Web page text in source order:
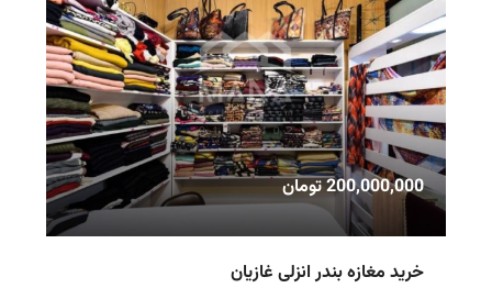
200,000,000 تومان
خرید مغازه بندر انزلی غازیان